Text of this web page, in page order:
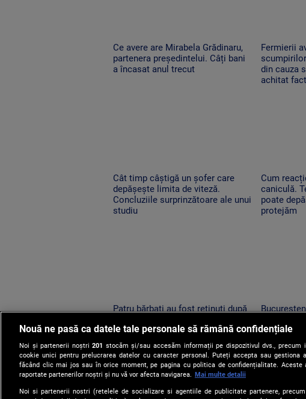
Ce avere are Mirabela Grădinaru,
partenera președintelui. Câți bani
a încasat anul trecut
Fermierii
din cauza
achitat
Cât timp câștigă un șofer care
depășește limita de viteză.
Concluziile surprinzătoare ale unui
studiu
Cum
caniculă.
poate
protejăm
Patru bărbați au fost reținuți după
bar din comuna Dofteana.
Conflictul a fost filmat
merg la
răcoarea
Nouă ne pasă ca datele tale personale să rămână confidențiale
Noi și partenerii noștri201 stocăm și/sau accesăm informații pe dispozitivul dvs., precum
cookie unici pentru prelucrarea datelor cu caracter personal. Puteți accepta sau gestiona
făcând clic mai jos sau în orice moment, pe pagina cu politica de confidențialitate. Aceste
raportate partenerilor noștri și nu vă vor afecta navigarea.
Mai multe detalii
Noi si partenerii nostri (retelele de socializare si agentiile de publicitate partenere,